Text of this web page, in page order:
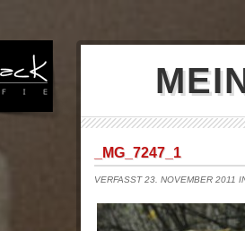
_MG_7247_1
VERFASST 23. NOVEMBER 2011